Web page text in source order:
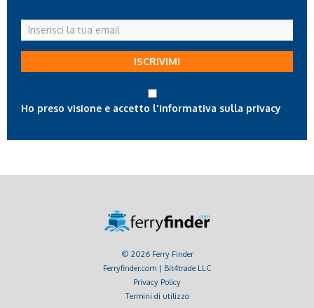
Inserisci
la
tua
ISCRIVIMI
Ho preso visione e accetto l'informativa sulla privacy
© 2026 Ferry Finder
Ferryfinder.com | Bit4trade LLC
Privacy Policy
Termini di utilizzo